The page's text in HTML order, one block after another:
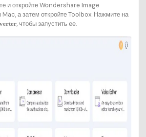
и откройте Wondershare Image
а затем откройте Toolbox. Нажмите на
, чтобы запустить ее.